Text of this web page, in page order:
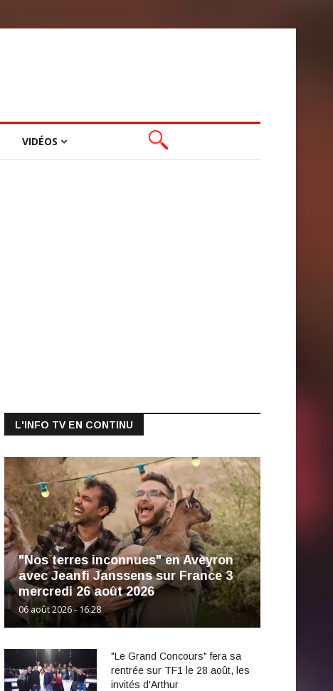
VIDÉOS
L'INFO TV EN CONTINU
"Nos terres inconnues" en Aveyron
avec Jeanfi Janssens sur France 3
mercredi 26 août 2026
06 août 2026 - 16:28
"Le Grand Concours" fera sa
rentrée sur TF1 le 28 août, les
invités d'Arthur